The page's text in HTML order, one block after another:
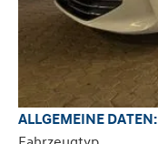
ALLGEMEINE DATEN: